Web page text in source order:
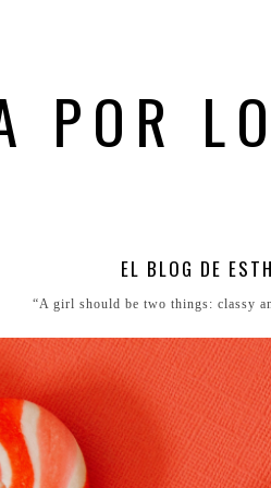
POR
EL BLOG DE
“A girl should be two things: classy